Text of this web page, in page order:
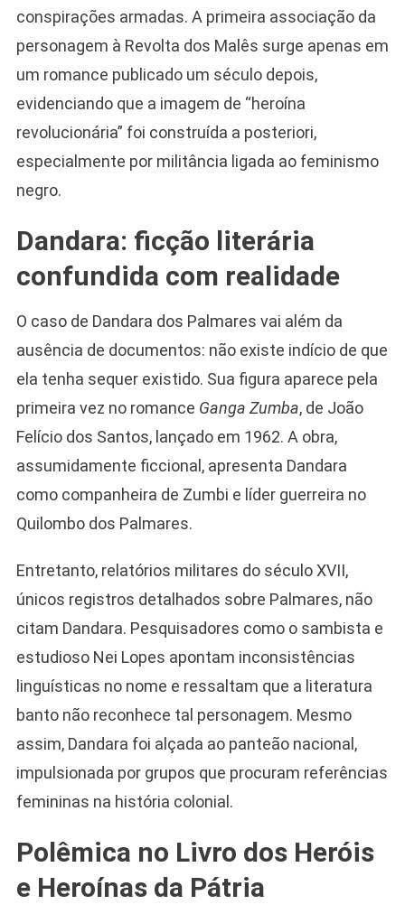
conspirações armadas. A primeira associação da
personagem à Revolta dos Malês surge apenas em
um romance publicado um século depois,
evidenciando que a imagem de “heroína
revolucionária” foi construída a posteriori,
especialmente por militância ligada ao feminismo
negro.
Dandara: ficção literária
confundida com realidade
O caso de Dandara dos Palmares vai além da
ausência de documentos: não existe indício de que
ela tenha sequer existido. Sua figura aparece pela
primeira vez no romance Ganga Zumba, de João
Felício dos Santos, lançado em 1962. A obra,
assumidamente ficcional, apresenta Dandara
como companheira de Zumbi e líder guerreira no
Quilombo dos Palmares.
Entretanto, relatórios militares do século XVII,
únicos registros detalhados sobre Palmares, não
citam Dandara. Pesquisadores como o sambista e
estudioso Nei Lopes apontam inconsistências
linguísticas no nome e ressaltam que a literatura
banto não reconhece tal personagem. Mesmo
assim, Dandara foi alçada ao panteão nacional,
impulsionada por grupos que procuram referências
femininas na história colonial.
Polêmica no Livro dos Heróis
e Heroínas da Pátria
Camiseta Camisa
Bolsonaro Presidente